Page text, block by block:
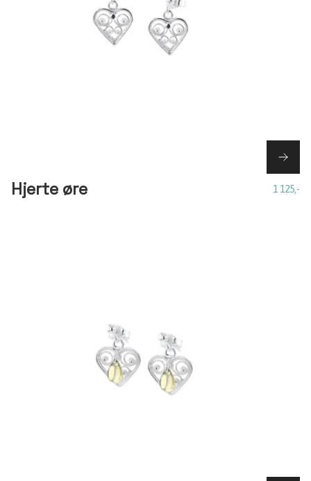
Hjerte øre 1 125,-